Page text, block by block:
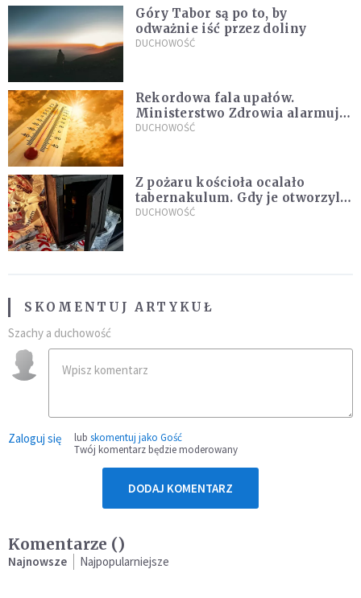
Góry Tabor są po to, by
odważnie iść przez doliny
DUCHOWOŚĆ
Rekordowa fala upałów.
Ministerstwo Zdrowia alarmuje
po doświadczeniach z czerwca
DUCHOWOŚĆ
Z pożaru kościoła ocalało
tabernakulum. Gdy je otworzyli,
"zapach świeżego chleba
DUCHOWOŚĆ
SKOMENTUJ ARTYKUŁ
Szachy a duchowość
Zaloguj się lub skomentuj jako Gość
Twój komentarz będzie moderowany
DODAJ KOMENTARZ
Komentarze ()
Najnowsze Najpopularniejsze